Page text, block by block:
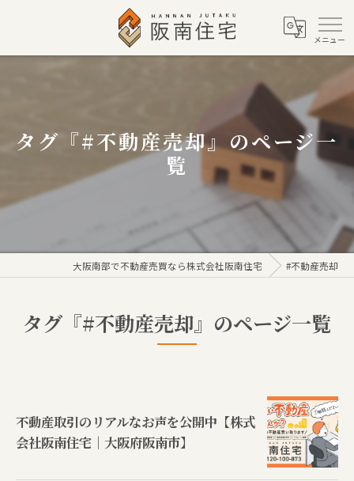
タグ『#不動産売却』のページ一
覧
大阪南部で不動産売買なら株式会社阪南住宅 #不動産売却
タグ『#不動産売却』のページ一覧
不動産取引のリアルなお声を公開中【株式
会社阪南住宅｜大阪府阪南市】